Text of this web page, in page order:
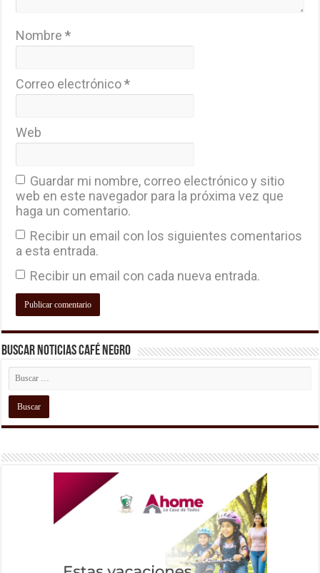
Nombre*
Correo electrónico*
Web
Guardar mi nombre, correo electrónico y sitio
web en este navegador para la próxima vez que
haga un comentario.
Recibir un email con los siguientes comentarios
a esta entrada.
Recibir un email con cada nueva entrada.
Buscar Noticias Café Negro